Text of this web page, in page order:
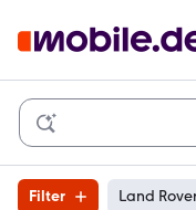
Filter Land